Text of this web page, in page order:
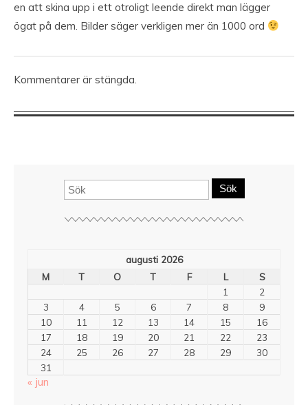
en att skina upp i ett otroligt leende direkt man lägger
ögat på dem. Bilder säger verkligen mer än 1000 ord
Kommentarer är stängda.
Sök
augusti 2026
M
T O T F L
S
1
2
3
4 5 6 7 8
9
10
11 12 13 14 15
16
17
18 19 20 21 22
23
24
25 26 27 28 29
30
31
« jun